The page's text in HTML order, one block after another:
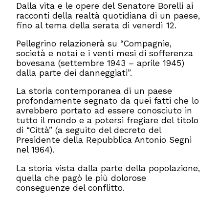
Dalla vita e le opere del Senatore Borelli ai
racconti della realtà quotidiana di un paese,
fino al tema della serata di venerdì 12.
Pellegrino relazionerà su “Compagnie,
società e notai e i venti mesi di sofferenza
bovesana (settembre 1943 – aprile 1945)
dalla parte dei danneggiati”.
La storia contemporanea di un paese
profondamente segnato da quei fatti che lo
avrebbero portato ad essere conosciuto in
tutto il mondo e a potersi fregiare del titolo
di “Città” (a seguito del decreto del
Presidente della Repubblica Antonio Segni
nel 1964).
La storia vista dalla parte della popolazione,
quella che pagò le più dolorose
conseguenze del conflitto.